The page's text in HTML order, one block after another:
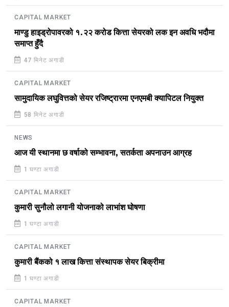
CAPITAL MARKET
माण्डु हाइड्रोपावरको १.२२ करोड कित्ता सेयरको लक इन अवधि भदौमा
समाप्त हुँदै
47 मिनेट अगाडी
CAPITAL MARKET
सामुदायिक लघुवित्तको सेयर रजिष्ट्रारमा एनएमबी क्यापिटल नियुक्त
58 मिनेट अगाडी
NEWS
आज यी स्थानमा छ वर्षाको सम्भावना, सतर्कता अपनाउन आग्रह
1 घण्टा अगाडी
CAPITAL MARKET
कुमारी सुनौलो लगानी योजनाको लाभांश घोषणा
1 घण्टा अगाडी
CAPITAL MARKET
कुमारी बैंकको १ लाख कित्ता संस्थापक सेयर बिक्रीमा
1 घण्टा अगाडी
CAPITAL MARKET